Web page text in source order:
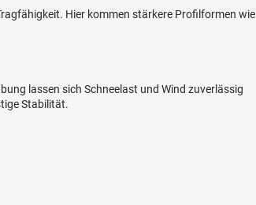
Hier kommen stärkere Profilformen wie
lassen sich Schneelast und Wind zuverlässig
Stabilität.